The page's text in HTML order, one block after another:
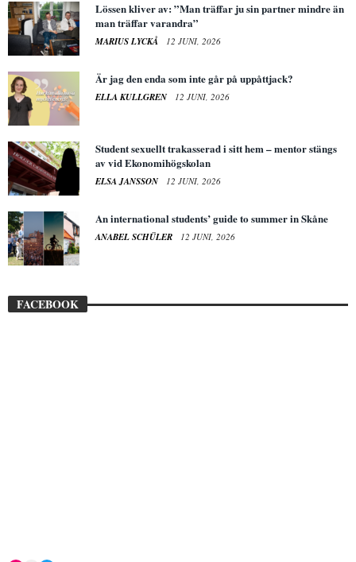
Lössen kliver av: ”Man träffar ju sin partner mindre än
man träffar varandra”
MARIUS LYCKÅ 12 JUNI, 2026
Är jag den enda som inte går på uppåttjack?
ELLA KULLGREN 12 JUNI, 2026
Student sexuellt trakasserad i sitt hem – mentor stängs
av vid Ekonomihögskolan
ELSA JANSSON 12 JUNI, 2026
An international students’ guide to summer in Skåne
ANABEL SCHÜLER 12 JUNI, 2026
FACEBOOK